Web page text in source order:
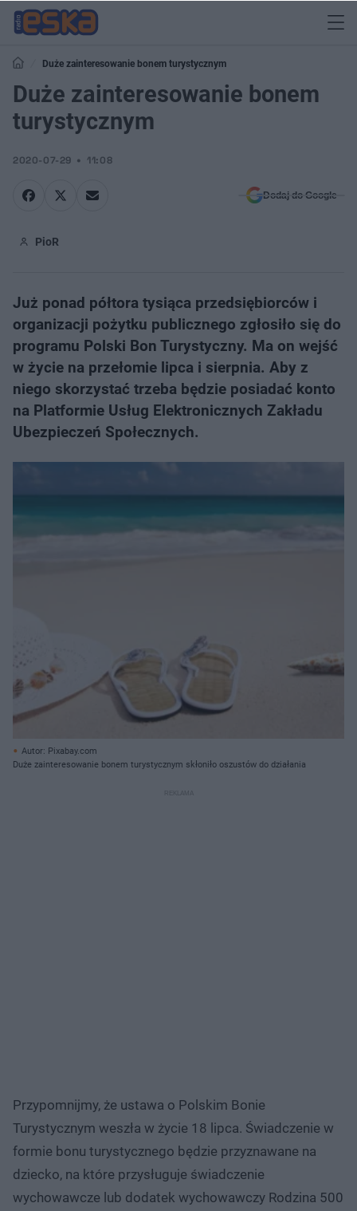
Duże zainteresowanie bonem turystycznym
Duże zainteresowanie bonem
turystycznym
2020-07-29 11:08
Dodaj do Google
PioR
Już ponad półtora tysiąca przedsiębiorców i
organizacji pożytku publicznego zgłosiło się do
programu Polski Bon Turystyczny. Ma on wejść
w życie na przełomie lipca i sierpnia. Aby z
niego skorzystać trzeba będzie posiadać konto
na Platformie Usług Elektronicznych Zakładu
Ubezpieczeń Społecznych.
Autor: Pixabay.com
Duże zainteresowanie bonem turystycznym skłoniło oszustów do działania
Przypomnijmy, że ustawa o Polskim Bonie
Turystycznym weszła w życie 18 lipca. Świadczenie w
formie bonu turystycznego będzie przyznawane na
dziecko, na które przysługuje świadczenie
wychowawcze lub dodatek wychowawczy Rodzina 500